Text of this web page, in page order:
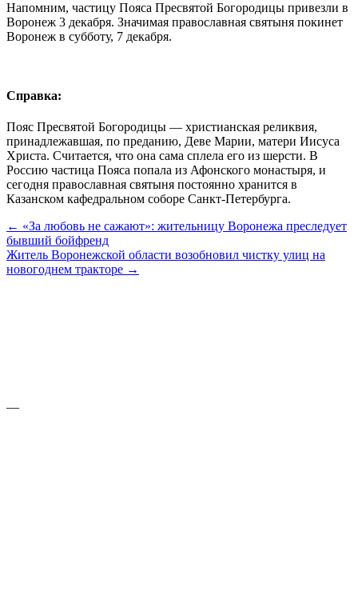
Напомним, частицу Пояса Пресвятой Богородицы привезли в
Воронеж 3 декабря. Значимая православная святыня покинет
Воронеж в субботу, 7 декабря.
Справка:
Пояс Пресвятой Богородицы — христианская реликвия,
принадлежавшая, по преданию, Деве Марии, матери Иисуса
Христа. Считается, что она сама сплела его из шерсти. В
Россию частица Пояса попала из Афонского монастыря, и
сегодня православная святыня постоянно хранится в
Казанском кафедральном соборе Санкт-Петербурга.
← «За любовь не сажают»: жительницу Воронежа преследует
бывший бойфренд
Житель Воронежской области возобновил чистку улиц на
новогоднем тракторе →
—